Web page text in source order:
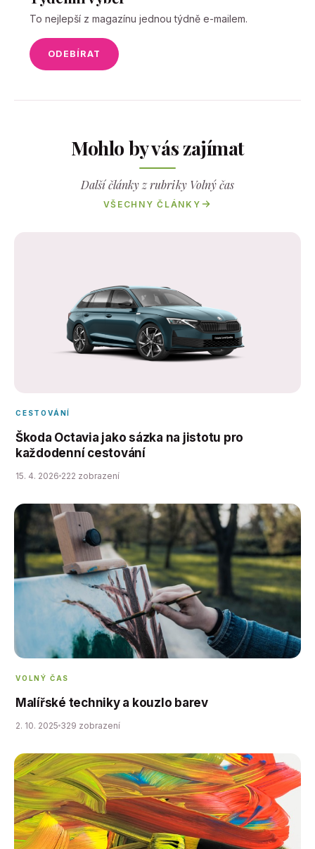
To nejlepší z magazínu jednou týdně e-mailem.
ODEBÍRAT
Mohlo by vás zajímat
Další články z rubriky Volný čas
VŠECHNY ČLÁNKY
CESTOVÁNÍ
Škoda Octavia jako sázka na jistotu pro
každodenní cestování
15. 4. 2026 222 zobrazení
VOLNÝ ČAS
Malířské techniky a kouzlo barev
2. 10. 2025 329 zobrazení